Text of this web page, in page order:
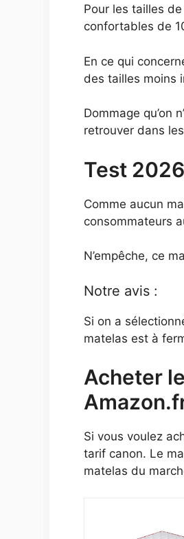
Pour les tailles
confortables de
En ce qui
des tailles moins
Dommage qu’on
retrouver dans
Test
Comme aucun
consommateurs
N’empêche, ce
Notre avis :
Si on a
matelas est à
Acheter
Si vous voulez
tarif canon. Le
matelas du